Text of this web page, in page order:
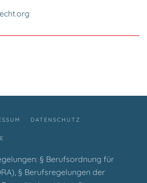
DATENSCHUTZ
§ Berufsordnung für
§ Berufsregelungen der